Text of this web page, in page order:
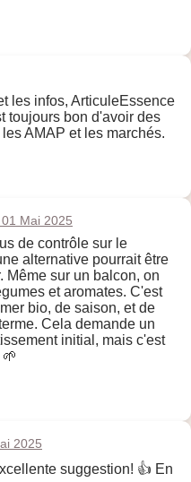
les infos, ArticuleEssence
toujours bon d'avoir des
AMAP et les marchés.
Mai 2025
de contrôle sur le
alternative pourrait être
Même sur un balcon, on
et aromates. C'est
bio, de saison, et de
Cela demande un
initial, mais c'est
2025
suggestion! 👍 En